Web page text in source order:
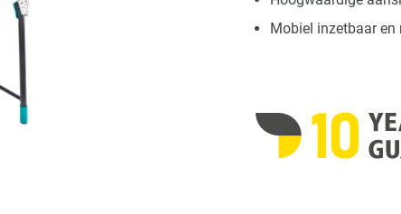
Mobiel inzetbaar en